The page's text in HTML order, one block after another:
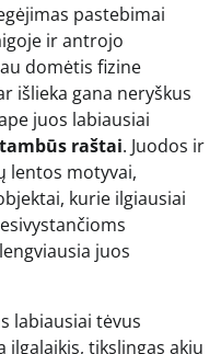
pastebimai
ir antrojo
domėtis fizine
išlieka gana neryškus
juos labiausiai
raštai. Juodos ir
lentos motyvai,
kurie ilgiausiai
juos
labiausiai tėvus
ilgalaikis, tikslingas akių